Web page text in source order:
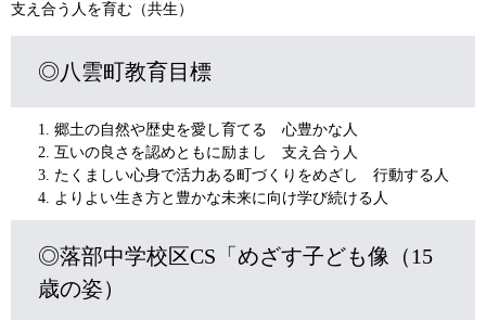
支え合う人を育む（共生）
◎八雲町教育目標
郷土の自然や歴史を愛し育てる 心豊かな人
互いの良さを認めともに励まし 支え合う人
たくましい心身で活力ある町づくりをめざし 行動する人
よりよい生き方と豊かな未来に向け学び続ける人
◎落部中学校区CS「めざす子ども像（15
歳の姿）